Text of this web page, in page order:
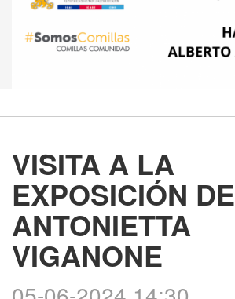
VISITA A LA
EXPOSICIÓN DE
ANTONIETTA
VIGANONE